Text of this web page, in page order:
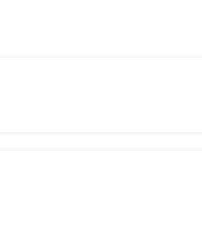
senza complicazioni.
del mercato.
piattaforme e dApp.